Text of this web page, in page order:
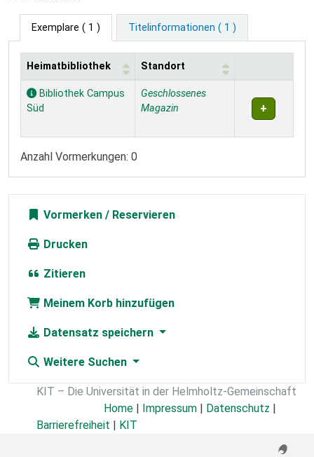
Exemplare ( 1 ) Titelinformationen ( 1 )
Exemplare
Heimatbibliothek Standort
Bibliothek Campus
Süd
Geschlossenes
Magazin
Anzahl Vormerkungen: 0
Vormerken
Drucken
Zitieren
Meinem Korb hinzufügen
Datensatz speichern
Weitere Suchen
KIT – Die Universität in der Helmholtz-Gemeinschaft
Home | Impressum | Datenschutz |
Barrierefreiheit | KIT